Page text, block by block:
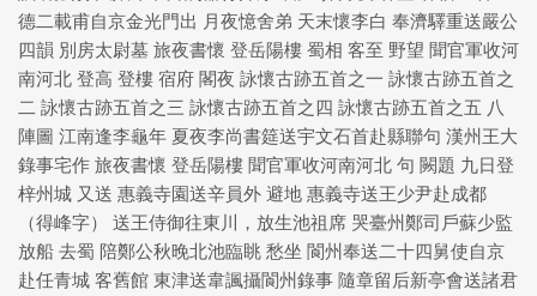
德二載甫自京金光門出 月夜憶舍弟 天末懷李白 奉濟驛重送嚴公
四韻 別房太尉墓 旅夜書懷 登岳陽樓 蜀相 客至 野望 聞官軍收河
南河北 登高 登樓 宿府 閣夜 詠懷古跡五首之一 詠懷古跡五首之
二 詠懷古跡五首之三 詠懷古跡五首之四 詠懷古跡五首之五 八
陣圖 江南逢李龜年 夏夜李尚書筵送宇文石首赴縣聯句 漢州王大
錄事宅作 旅夜書懷 登岳陽樓 聞官軍收河南河北 句 闕題 九日登
梓州城 又送 惠義寺園送辛員外 避地 惠義寺送王少尹赴成都
（得峰字） 送王侍御往東川，放生池祖席 哭臺州鄭司戶蘇少監
放船 去蜀 陪鄭公秋晚北池臨眺 愁坐 閬州奉送二十四舅使自京
赴任青城 客舊館 東津送韋諷攝閬州錄事 隨章留后新亭會送諸君